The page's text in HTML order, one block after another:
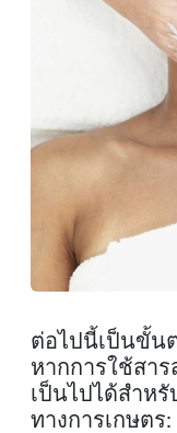
ต่อไปนี้เป็นขั้น
หากการใช้สาร
เป็นไปได้สําห
ทางการเกษตร: